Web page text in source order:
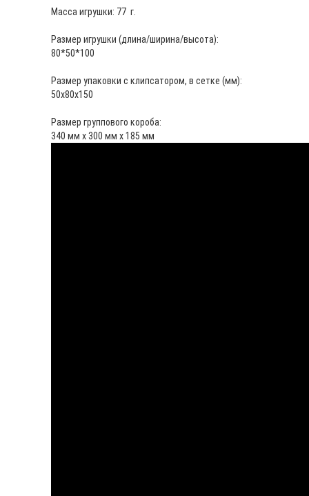
Масса игрушки: 77 г.
Размер игрушки (длина/ширина/высота):
80*50*100
Размер упаковки с клипсатором, в сетке (мм):
50х80х150
Размер группового короба:
340 мм х 300 мм х 185 мм